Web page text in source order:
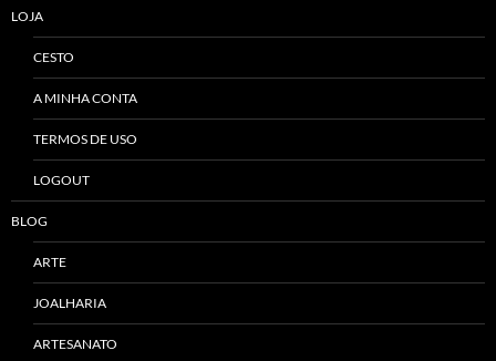
LOJA
CESTO
A MINHA CONTA
TERMOS DE USO
LOGOUT
BLOG
ARTE
JOALHARIA
ARTESANATO